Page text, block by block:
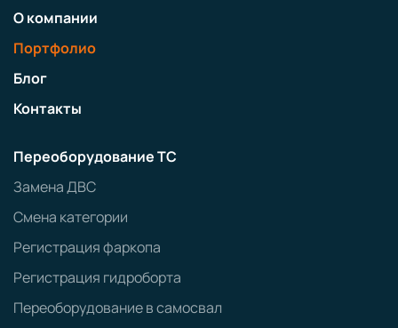
О компании
Портфолио
Блог
Контакты
Переоборудование ТС
Замена ДВС
Смена категории
Регистрация фаркопа
Регистрация гидроборта
Переоборудование в самосвал